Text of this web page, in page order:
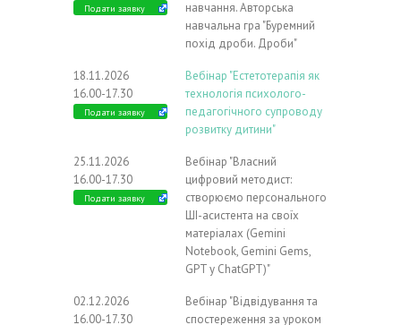
Подати заявку
навчання. Авторська
навчальна гра "Буремний
похід дроби. Дроби"
18.11.2026
16.00-17.30
Подати заявку
Вебінар "Естетотерапія як
технологія психолого-
педагогічного супроводу
розвитку дитини"
25.11.2026
16.00-17.30
Подати заявку
Вебінар "Власний
цифровий методист:
створюємо персонального
ШІ-асистента на своїх
матеріалах (Gemini
Notebook, Gemini Gems,
GPT у ChatGPT)"
02.12.2026
16.00-17.30
Вебінар "Відвідування та
спостереження за уроком